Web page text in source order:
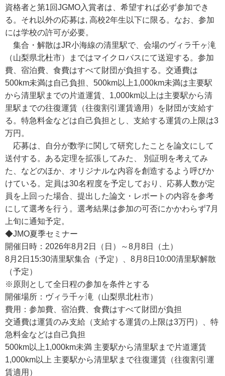
資格者と第1回JGMO入賞者は、希望すれば必ず参加でき
る。それ以外の応募は, 高校2年生以下に限る。なお、参加
には学校の許可が必要。
集合・解散はJR小海線の清里駅で、会場のヴィラ千ヶ滝
（山梨県北杜市）まではマイクロバスにて送迎する。参加
費、宿泊費、食費はすべて財団が負担する。交通費は
500km未満は自己負担、500km以上1,000km未満は主要駅
から清里駅までの片道運賃、1,000km以上は主要駅から清
里駅までの往復運賃（往復割引運賃適用）を財団が支給す
る。特急料金などは自己負担とし、支給する運賃の上限は3
万円。
応募は、自分が数学に関して研究したことを論文にして
送付する。ある定理を拡張してみた、 別証明を考えてみ
た、などのほか、オリジナルな内容を創造するよう呼びか
けている。定員は30名程度を予定しており、応募人数が定
員を上回った場合、提出した論文・レポートの内容を参考
にして選考を行う。選考結果は参加の可否にかかわらず7月
上旬に通知予定。
◆JMO夏季セミナー
開催日時：2026年8月2日（日）～8月8日（土）
8月2日15:30清里駅集合（予定）、8月8日10:00清里駅解散
（予定）
※原則として全日程の参加を条件とする
開催場所：ヴィラ千ヶ滝（山梨県北杜市）
費用：参加費、宿泊費、食費はすべて財団が負担
交通費は運賃のみ支給（支給する運賃の上限は3万円）、特
急料金などは自己負担
500km以上1,000km未満 主要駅から清里駅まで片道運賃
1,000km以上 主要駅から清里駅まで往復運賃（往復割引運
賃適用）